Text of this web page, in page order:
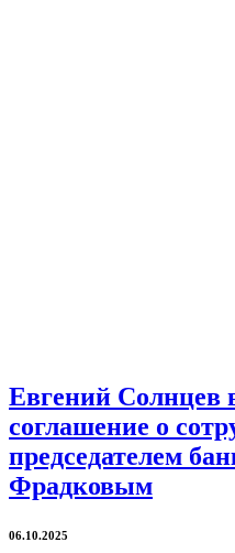
Евгений Солнцев
соглашение о
председателем
Фрадковым
06.10.2025